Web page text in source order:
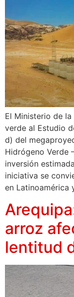
El Ministerio de la
verde al Estudio
d) del
Hidrógeno Verde
inversión
iniciativa se
en Latinoamérica
arroz
lentitud